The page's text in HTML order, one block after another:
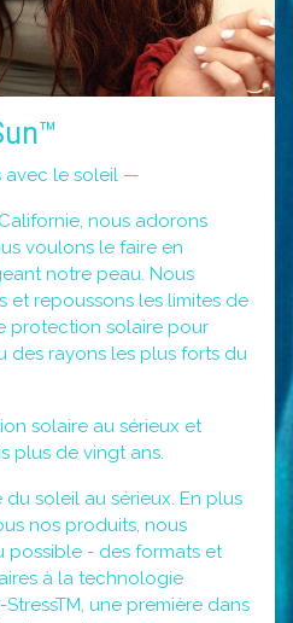
avec le soleil —
nous adorons
voulons le faire en
notre peau. Nous
et repoussons les limites de
protection solaire pour
rayons les plus forts du
solaire au sérieux et
plus de vingt ans.
soleil au sérieux. En plus
nos produits, nous
possible - des formats et
à la technologie
une première dans